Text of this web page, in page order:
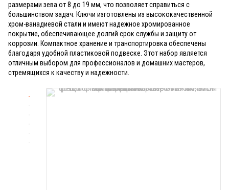
размерами зева от 8 до 19 мм, что позволяет справиться с
большинством задач. Ключи изготовлены из высококачественной
хром-ванадиевой стали и имеют надежное хромированное
покрытие, обеспечивающее долгий срок службы и защиту от
коррозии. Компактное хранение и транспортировка обеспечены
благодаря удобной пластиковой подвеске. Этот набор является
отличным выбором для профессионалов и домашних мастеров,
стремящихся к качеству и надежности.